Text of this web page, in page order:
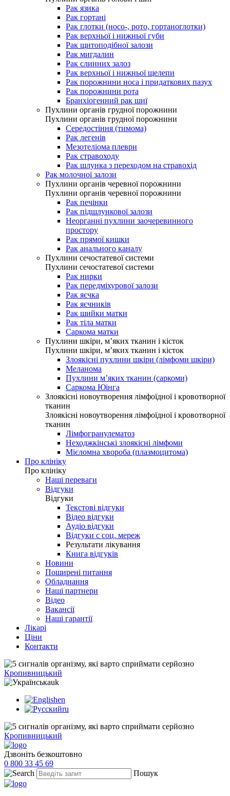
Рак язика
Рак гортані
Рак глотки (носо-, рото, гортаноглотки)
Рак верхньої і нижньої губи
Рак щитоподібної залози
Рак мигдалин
Рак слинних залоз
Рак верхньої і нижньої щелепи
Рак порожнини носа і придаткових пазух
Рак порожнини рота
Бранхіогенний рак шиї
Пухлини органів грудної порожнини
Пухлини органів грудної порожнини
Середостіння (тимома)
Рак легенів
Мезотеліома плеври
Рак стравоходу
Рак шлунка з переходом на стравохід
Рак молочної залози
Пухлини органів черевної порожнини
Пухлини органів черевної порожнини
Рак печінки
Рак підшлункової залози
Неорганні пухлини заочеревинного
простору
Рак прямої кишки
Рак анального каналу
Пухлини сечостатевої системи
Пухлини сечостатевої системи
Рак нирки
Рак передміхурової залози
Рак яєчка
Рак яєчників
Рак шийки матки
Рак тіла матки
Саркома матки
Пухлини шкіри, м’яких тканин і кісток
Пухлини шкіри, м’яких тканин і кісток
Злоякісні пухлини шкіри (лімфоми шкіри)
Меланома
Пухлини м’яких тканин (саркоми)
Саркома Юінга
Злоякісні новоутворення лімфоїдної і кровотворної
тканин
Злоякісні новоутворення лімфоїдної і кровотворної
тканин
Лімфогранулематоз
Неходжкінські злоякісні лімфоми
Мієломна хвороба (плазмоцитома)
Про клініку
Про клініку
Наші переваги
Відгуки
Відгуки
Текстові відгуки
Відео відгуки
Аудіо відгуки
Відгуки с соц. мереж
Результати лікування
Книга відгуків
Новини
Поширені питання
Обладнання
Наші партнери
Відео
Вакансії
Наші гарантії
Лікарі
Ціни
Контакти
Кропивницький
uk
en
ru
Кропивницький
Дзвоніть безкоштовно
0 800 33 45 69
Пошук